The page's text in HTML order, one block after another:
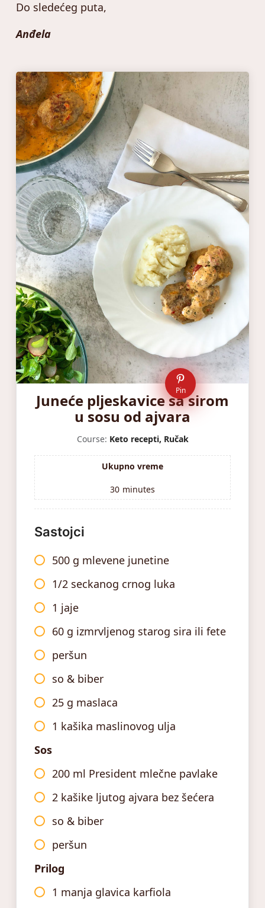
Do sledećeg puta,
Anđela
Pin
Juneće pljeskavice sa sirom
u sosu od ajvara
Course: Keto recepti, Ručak
Ukupno vreme
30 minutes
Sastojci
500 g mlevene junetine
1/2 seckanog crnog luka
1 jaje
60 g izmrvljenog starog sira ili fete
peršun
so & biber
25 g maslaca
1 kašika maslinovog ulja
Sos
200 ml President mlečne pavlake
2 kašike ljutog ajvara bez šećera
so & biber
peršun
Prilog
1 manja glavica karfiola